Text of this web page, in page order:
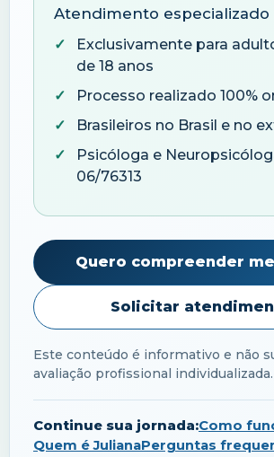
Atendimento especializado
Exclusivamente para
de 18 anos
Processo realizado 100%
Brasileiros no Brasil e no
Psicóloga e
06/76313
Quero compreender
Solicitar
Este conteúdo é informativo e não
avaliação profissional individualizada.
Continue sua jornada:Como
Quem é JulianaPerguntas